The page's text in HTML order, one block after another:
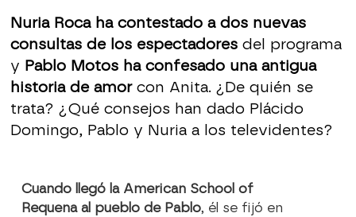
Nuria Roca ha contestado a dos nuevas
consultas de los espectadoresdel programa
y Pablo Motos ha confesado una antigua
historia de amor con Anita. ¿De quién se
trata? ¿Qué consejos han dado Plácido
Domingo, Pablo y Nuria a los televidentes?
Cuando llegó la American School of
Requena al pueblo de Pablo, él se fijó en